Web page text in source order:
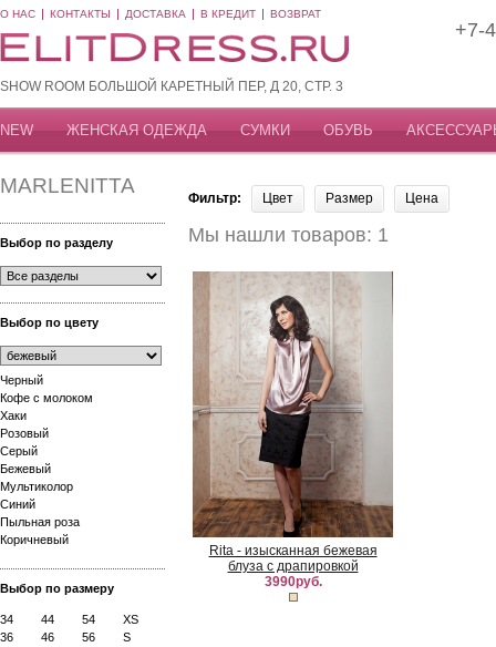
О НАС КОНТАКТЫ ДОСТАВКА В КРЕДИТ ВОЗВРАТ
SHOW ROOM БОЛЬШОЙ КАРЕТНЫЙ ПЕР, Д 20, СТР. 3
+7-
NEW ЖЕНСКАЯ ОДЕЖДА СУМКИ ОБУВЬ
MARLENITTA
Выбор по разделу
Выбор по цвету
Черный
Кофе с молоком
Хаки
Розовый
Серый
Бежевый
Мультиколор
Синий
Пыльная роза
Коричневый
Выбор по размеру
34 44 54
XS
36
46 56
S
Фильтр: Цвет Размер Цена
Мы нашли товаров: 1
Rita - изысканная бежевая
блуза с драпировкой
3990руб.